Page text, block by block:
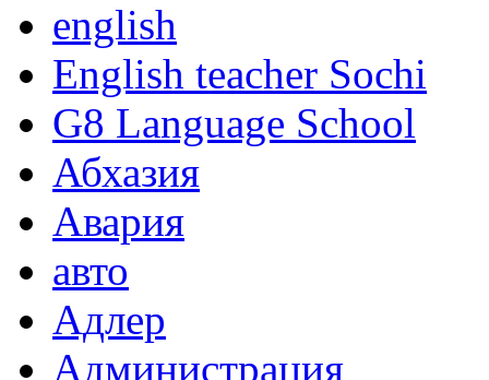
english
English teacher Sochi
G8 Language School
Абхазия
Авария
авто
Адлер
Администрация